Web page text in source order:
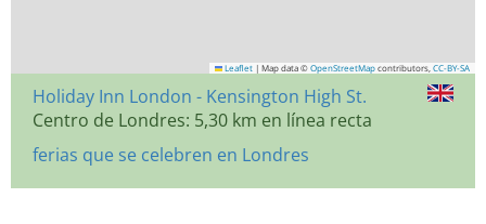
Leaflet | Map data © OpenStreetMap contributors, CC-BY-SA
Holiday Inn London - Kensington High St.
Centro de Londres: 5,30 km en línea recta
ferias que se celebren en Londres